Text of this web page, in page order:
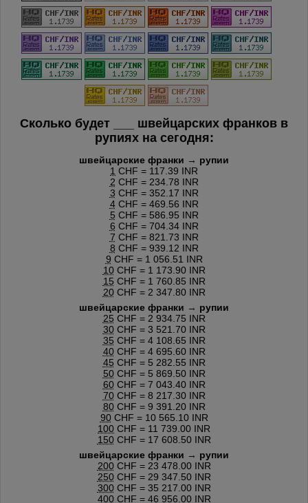
Сколько будет
швейцарских франков в
рупиях на сегодня:
швейцарские франки → рупии
1 CHF = 117.39 INR
2 CHF = 234.78 INR
3 CHF = 352.17 INR
4CHF = 469.56 INR
5 CHF = 586.95 INR
6 CHF = 704.34 INR
7 CHF = 821.73 INR
8 CHF = 939.12 INR
9 CHF = 1 056.51 INR
10CHF = 1 173.90 INR
15 CHF = 1 760.85 INR
20CHF = 2 347.80 INR
швейцарские франки → рупии
25 CHF = 2 934.75 INR
30CHF = 3 521.70 INR
35 CHF = 4 108.65 INR
40CHF = 4 695.60 INR
45 CHF = 5 282.55 INR
50CHF = 5 869.50 INR
60CHF = 7 043.40 INR
70CHF = 8 217.30 INR
80CHF = 9 391.20 INR
90CHF = 10 565.10 INR
100 CHF = 11 739.00 INR
150CHF = 17 608.50 INR
швейцарские франки → рупии
200CHF = 23 478.00 INR
250CHF = 29 347.50 INR
300CHF = 35 217.00 INR
400CHF = 46 956.00 INR